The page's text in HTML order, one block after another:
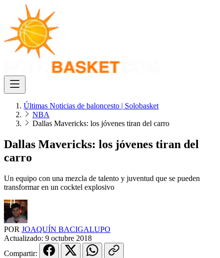
Últimas Noticias de baloncesto | Solobasket
NBA
Dallas Mavericks: los jóvenes tiran del carro
Dallas Mavericks: los jóvenes tiran del
carro
Un equipo con una mezcla de talento y juventud que se pueden
transformar en un cocktel explosivo
POR JOAQUÍN BACIGALUPO
Actualizado: 9 octubre 2018
Compartir: